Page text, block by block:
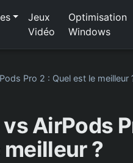
Jeux
Vidéo
Optimisation
Windows
Pro 2 : Quel est le meilleur
AirPods
?